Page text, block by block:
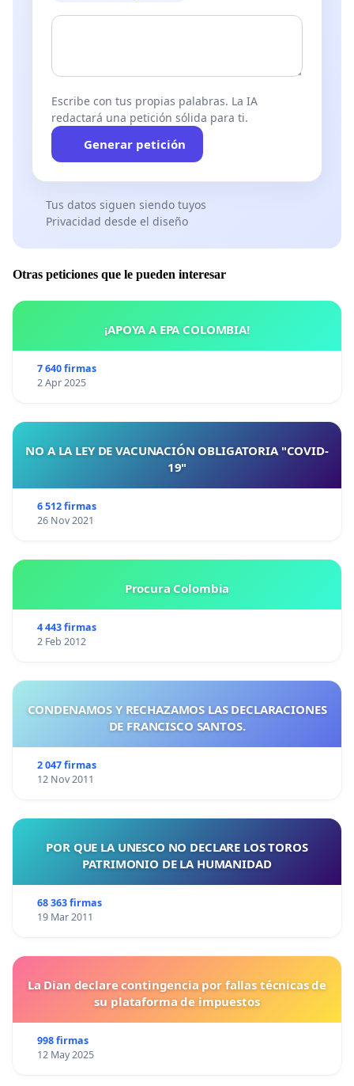
Escribe con tus propias palabras. La IA
redactará una petición sólida para ti.
Generar petición
Tus datos siguen siendo tuyos
Privacidad desde el diseño
Otras peticiones que le pueden interesar
¡APOYA A EPA COLOMBIA!
7 640 firmas
2 Apr 2025
NO A LA LEY DE VACUNACIÓN OBLIGATORIA "COVID-
19"
6 512 firmas
26 Nov 2021
Procura Colombia
4 443 firmas
2 Feb 2012
CONDENAMOS Y RECHAZAMOS LAS DECLARACIONES
DE FRANCISCO SANTOS.
2 047 firmas
12 Nov 2011
POR QUE LA UNESCO NO DECLARE LOS TOROS
PATRIMONIO DE LA HUMANIDAD
68 363 firmas
19 Mar 2011
La Dian declare contingencia por fallas técnicas de
su plataforma de impuestos
998 firmas
12 May 2025